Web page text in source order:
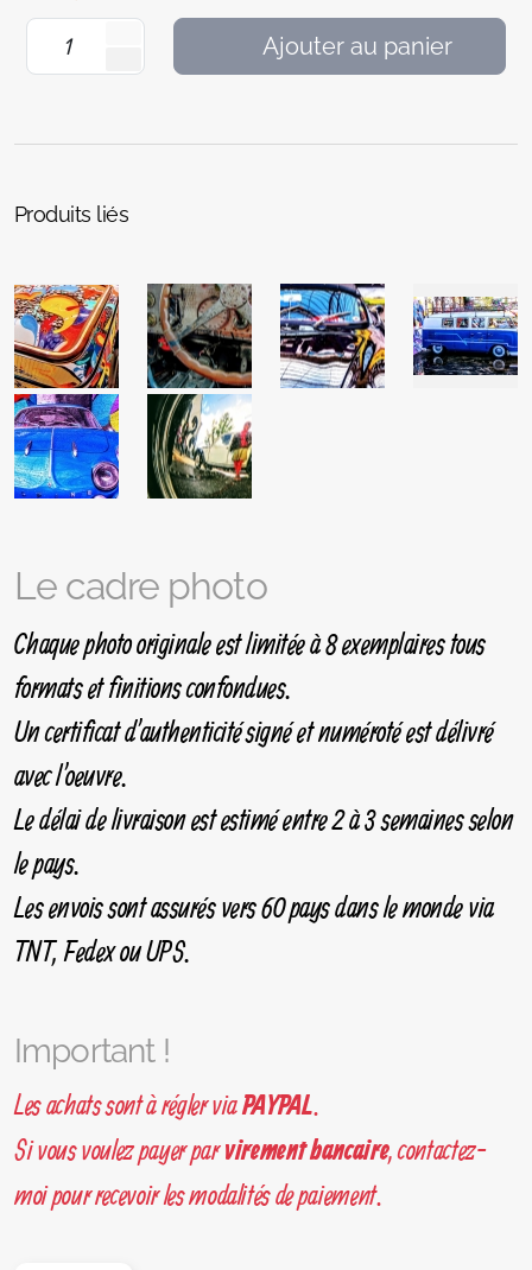
Ajouter au panier
Produits liés
Le cadre photo
Chaque photo originale est limitée à 8 exemplaires tous
formats et finitions confondues.
Un certificat d'authenticité signé et numéroté est délivré
avec l'oeuvre.
Le délai de livraison est estimé entre 2 à 3 semaines selon
le pays.
Les envois sont assurés vers 60 pays dans le monde via
TNT, Fedex ou UPS.
Important !
Les achats sont à régler viaPAYPAL.
Si vous voulez payer parvirement bancaire, contactez-
moi pour recevoir les modalités de paiement.